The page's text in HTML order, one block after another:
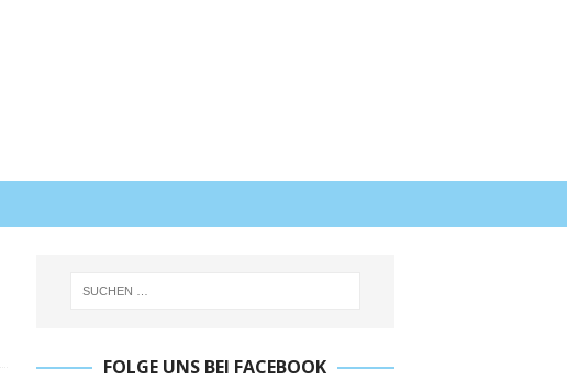
FOLGE UNS BEI FACEBOOK